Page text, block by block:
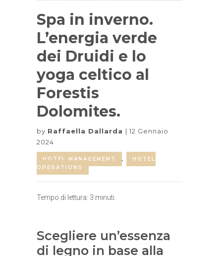
Spa in inverno.
L’energia verde
dei Druidi e lo
yoga celtico al
Forestis
Dolomites.
by Raffaella Dallarda
12 Gennaio
2024
HOTEL MANAGEMENT ,
HOTEL
OPERATIONS
Tempo di lettura: 3 minuti.
Scegliere un’essenza
di legno in base alla